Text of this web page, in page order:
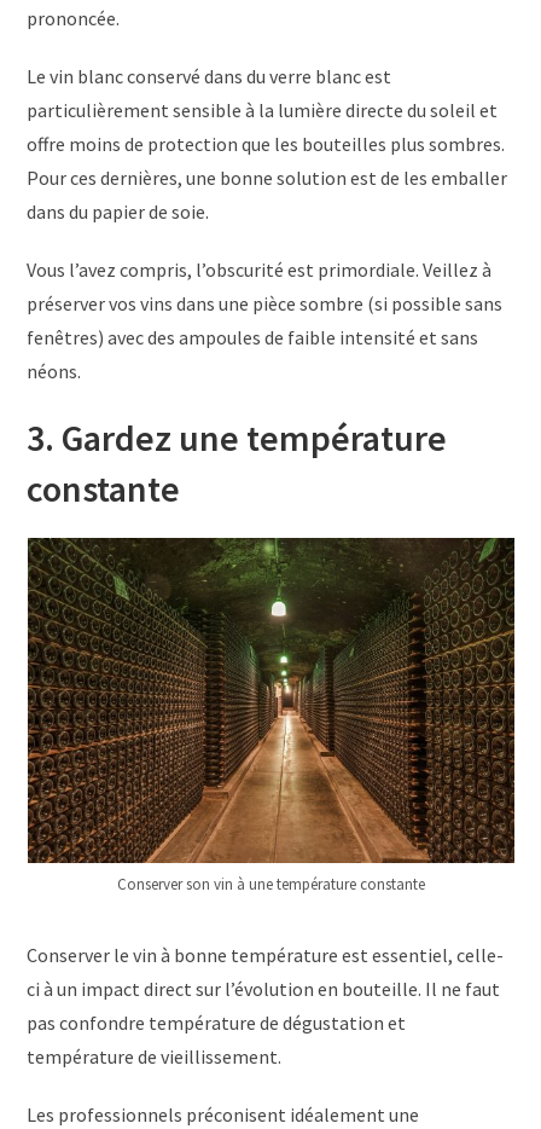
prononcée.
Le vin blanc conservé dans du verre blanc est
particulièrement sensible à la lumière directe du soleil et
offre moins de protection que les bouteilles plus sombres.
Pour ces dernières, une bonne solution est de les emballer
dans du papier de soie.
Vous l’avez compris, l’obscurité est primordiale. Veillez à
préserver vos vins dans une pièce sombre (si possible sans
fenêtres) avec des ampoules de faible intensité et sans
néons.
3. Gardez une température
constante
Conserver son vin à une température constante
Conserver le vin à bonne température est essentiel, celle-
ci à un impact direct sur l’évolution en bouteille. Il ne faut
pas confondre température de dégustation et
température de vieillissement.
Les professionnels préconisent idéalement une